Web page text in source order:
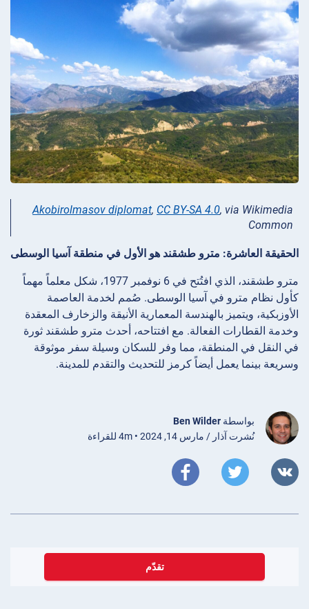
Akobirolmasov diplomat, CC BY-SA 4.0, via Wikimedia
Common
الحقيقة العاشرة: مترو طشقند هو الأول في منطقة آسيا الوسطى
مترو طشقند، الذي افتُتح في 6 نوفمبر 1977، شكل معلماً مهماً
كأول نظام مترو في آسيا الوسطى. صُمم لخدمة العاصمة
الأوزبكية، ويتميز بالهندسة المعمارية الأنيقة والزخارف المعقدة
وخدمة القطارات الفعالة. مع افتتاحه، أحدث مترو طشقند ثورة
في النقل في المنطقة، مما وفر للسكان وسيلة سفر موثوقة
وسريعة بينما يعمل أيضاً كرمز للتحديث والتقدم للمدينة.
بواسطة Ben Wilder
نُشرت آذار / مارس 14, 2024 • 4m للقراءة
تقدّم